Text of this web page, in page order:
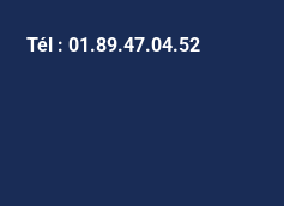
Tél : 01.89.47.04.52